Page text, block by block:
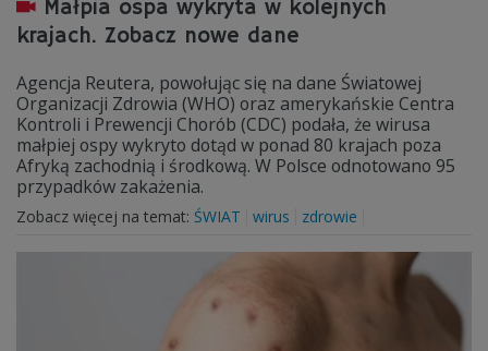
Małpia ospa wykryta w kolejnych
krajach. Zobacz nowe dane
Agencja Reutera, powołując się na dane Światowej
Organizacji Zdrowia (WHO) oraz amerykańskie Centra
Kontroli i Prewencji Chorób (CDC) podała, że wirusa
małpiej ospy wykryto dotąd w ponad 80 krajach poza
Afryką zachodnią i środkową. W Polsce odnotowano 95
przypadków zakażenia.
Zobacz więcej na temat: ŚWIAT wirus zdrowie